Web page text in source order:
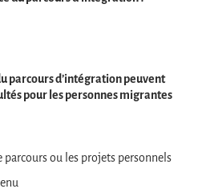
parcours d’intégration peuvent
pour les personnes migrantes
parcours ou les projets personnels